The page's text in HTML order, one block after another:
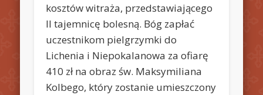
kosztów witraża, przedstawiającego
II tajemnicę bolesną. Bóg zapłać
uczestnikom pielgrzymki do
Lichenia i Niepokalanowa za ofiarę
410 zł na obraz św. Maksymiliana
Kolbego, który zostanie umieszczony